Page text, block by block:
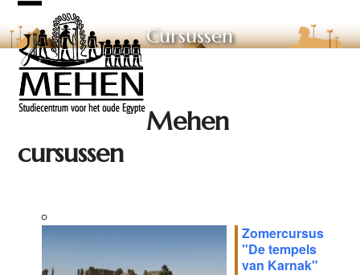
Skip
to
content
Open
mobile
menu
Close
mobile
menu
Cursussen
Mehen
cursussen
Zomercursus
"De tempels
van Karnak"